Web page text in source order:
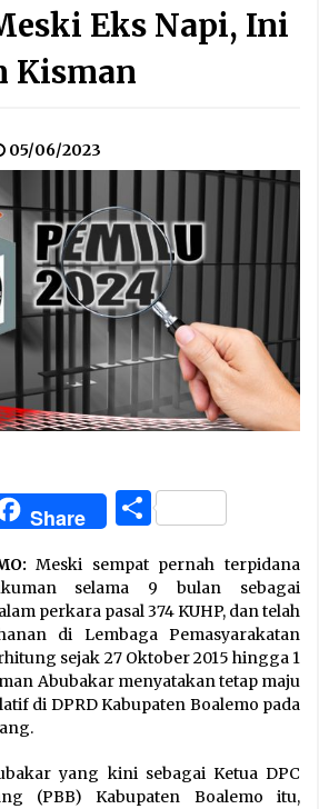
Eks Napi, Ini
Kisman
05/06/2023
Share Share
Meski sempat pernah terpidana
selama 9 bulan sebagai
perkara pasal 374 KUHP, dan telah
di Lembaga Pemasyarakatan
sejak 27 Oktober 2015 hingga 1
Abubakar menyatakan tetap maju
di DPRD Kabupaten Boalemo pada
yang kini sebagai Ketua DPC
(PBB) Kabupaten Boalemo itu,